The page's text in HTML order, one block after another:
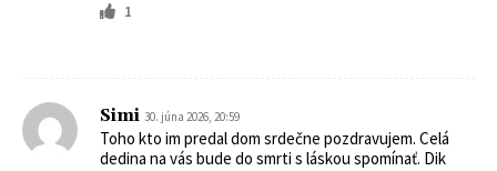
1
Simi 30. júna 2026, 20:59
Toho kto im predal dom srdečne pozdravujem. Celá
dedina na vás bude do smrti s láskou spomínať. Dik